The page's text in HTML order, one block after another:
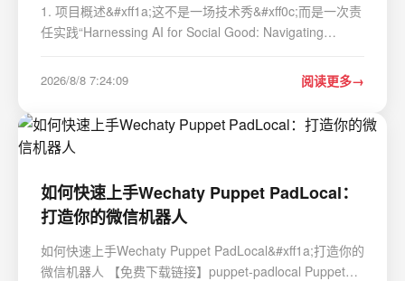
1. 项目概述&#xff1a;这不是一场技术秀&#xff0c;而是一次责
任实践“Harnessing AI for Social Good: Navigating
的模型参数&#xff0c;没有刷榜的准确率数字&#xff0c;也没有
2026/8/8 7:24:09 阅读更多
如何快速上手Wechaty Puppet PadLocal：
打造你的微信机器人
如何快速上手Wechaty Puppet PadLocal&#xff1a;打造你的
微信机器人 【免费下载链接】puppet-padlocal Puppet